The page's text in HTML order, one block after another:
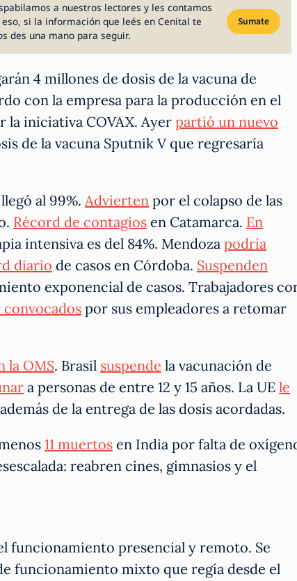
a nuestros lectores y les contamos
si la información que leés en Cenital te
des una mano para seguir.
Sumate
4 millones de dosis de la vacuna de
con la empresa para la producción en el
la iniciativa COVAX. Ayer partió un nuevo
de la vacuna Sputnik V que regresaría
al 99%. Advierten por el colapso de las
Récord de contagios en Catamarca. En
intensiva es del 84%. Mendoza podría
diario de casos en Córdoba. Suspenden
exponencial de casos. Trabajadores
por sus empleadores a retomar
la OMS. Brasil suspende la vacunación de
a personas de entre 12 y 15 años. La UE le
de la entrega de las dosis acordadas.
11 muertos en India por falta de
reabren cines, gimnasios y el
funcionamiento presencial y remoto. Se
funcionamiento mixto que regía desde el